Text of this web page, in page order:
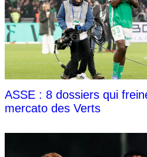
ASSE : 8 dossiers qui
mercato des Verts